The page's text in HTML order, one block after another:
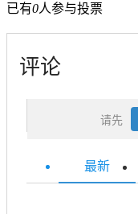
已有0人参与投票
评论
请先
最新